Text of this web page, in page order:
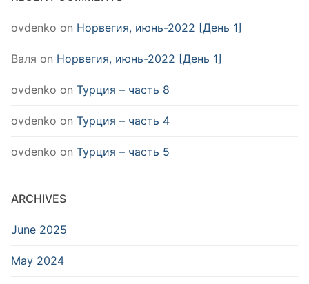
ovdenko on Норвегия, июнь-2022 [День 1]
Валя on Норвегия, июнь-2022 [День 1]
ovdenko on Турция – часть 8
ovdenko on Турция – часть 4
ovdenko on Турция – часть 5
ARCHIVES
June 2025
May 2024